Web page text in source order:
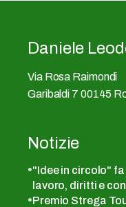
Daniele
Via Rosa Raimondi
Garibaldi 7 00145
Notizie
"Idee in circolo"
lavoro, diritti e
Premio Strega